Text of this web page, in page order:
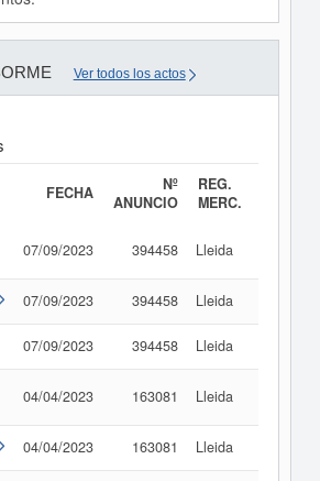
Ver todos los actos
FECHA
Nº
ANUNCIO
REG.
MERC.
07/09/2023 394458 Lleida
07/09/2023 394458 Lleida
07/09/2023 394458 Lleida
04/04/2023 163081 Lleida
04/04/2023 163081 Lleida